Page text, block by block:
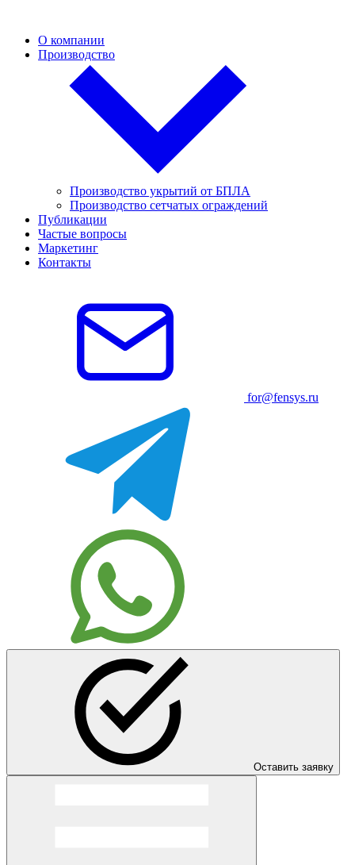
О компании
Производство
Производство укрытий от БПЛА
Производство сетчатых ограждений
Публикации
Частые вопросы
Маркетинг
Контакты
for@fensys.ru
Оставить заявку